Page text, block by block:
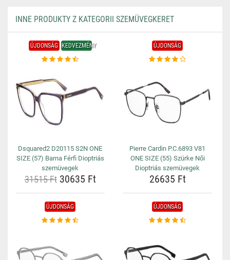
INNE PRODUKTY Z KATEGORII SZEMÜVEGKERET
ÚJDONSÁG KEDVEZMÉNY
Dsquared2 D20115 S2N ONE
SIZE (57) Barna Férfi Dioptriás
szemüvegek
31515 Ft30635 Ft
ÚJDONSÁG
Pierre Cardin P.C.6893 V81
ONE SIZE (55) Szürke Női
Dioptriás szemüvegek
26635 Ft
ÚJDONSÁG ÚJDONSÁG